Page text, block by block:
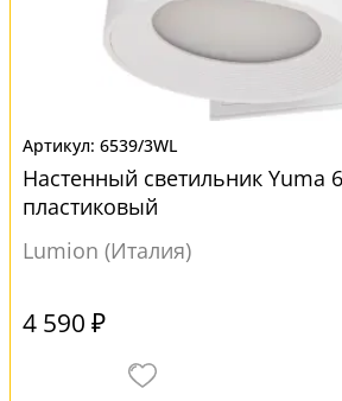
6539/3WL
Настенный светильник Yuma
пластиковый
Lumion (Италия)
4 590 ₽